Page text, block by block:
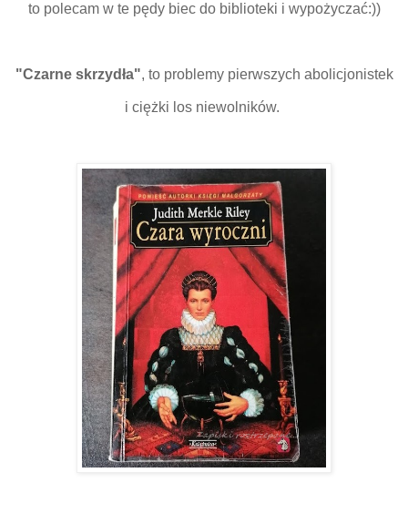
to polecam w te pędy biec do biblioteki i wypożyczać:))
"Czarne skrzydła", to problemy pierwszych abolicjonistek
i ciężki los niewolników.